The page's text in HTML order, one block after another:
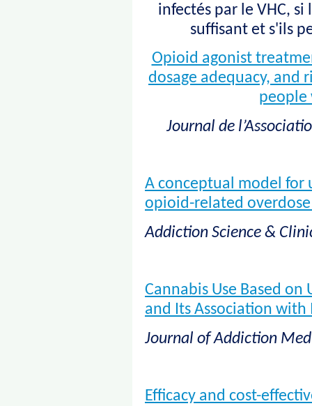
infectés par le VHC,
suffisant et s'ils
Opioid agonist
dosage adequacy, and
people
Journal de
A conceptual model for
opioid-related
Addiction Science &
Cannabis Use Based on
and Its Association
Journal of Addiction
Efficacy and cost-